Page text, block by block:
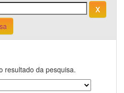
resultado da pesquisa.